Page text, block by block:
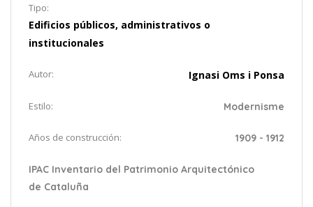
Tipo:
Edificios públicos, administrativos o
institucionales
Autor: Ignasi Oms i Ponsa
Estilo: Modernisme
Años de construcción: 1909 - 1912
IPAC Inventario del Patrimonio Arquitectónico
de Cataluña